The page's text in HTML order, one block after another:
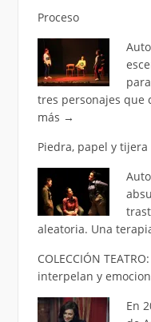
Proceso
tres personajes
más →
Piedra, papel y tijera
aleatoria. Una
COLECCIÓN
interpelan y
En